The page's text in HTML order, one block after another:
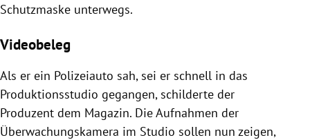
Schutzmaske unterwegs.
Videobeleg
Als er ein Polizeiauto sah, sei er schnell in das
Produktionsstudio gegangen, schilderte der
Produzent dem Magazin. Die Aufnahmen der
Überwachungskamera im Studio sollen nun zeigen,